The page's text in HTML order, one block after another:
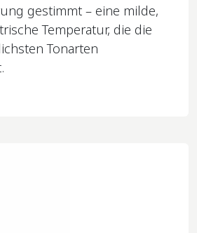
gestimmt – eine milde,
Temperatur, die die
Tonarten